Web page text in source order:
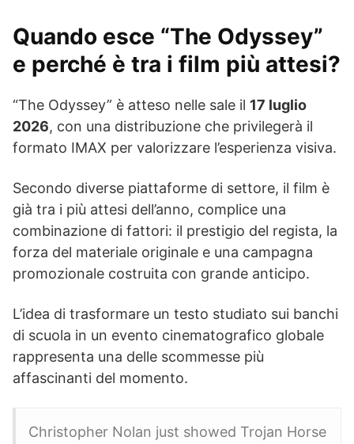
Quando esce “The Odyssey”
e perché è tra i film più attesi?
“The Odyssey” è atteso nelle sale il 17 luglio
2026, con una distribuzione che privilegerà il
formato IMAX per valorizzare l’esperienza visiva.
Secondo diverse piattaforme di settore, il film è
già tra i più attesi dell’anno, complice una
combinazione di fattori: il prestigio del regista, la
forza del materiale originale e una campagna
promozionale costruita con grande anticipo.
L’idea di trasformare un testo studiato sui banchi
di scuola in un evento cinematografico globale
rappresenta una delle scommesse più
affascinanti del momento.
Christopher Nolan just showed Trojan Horse